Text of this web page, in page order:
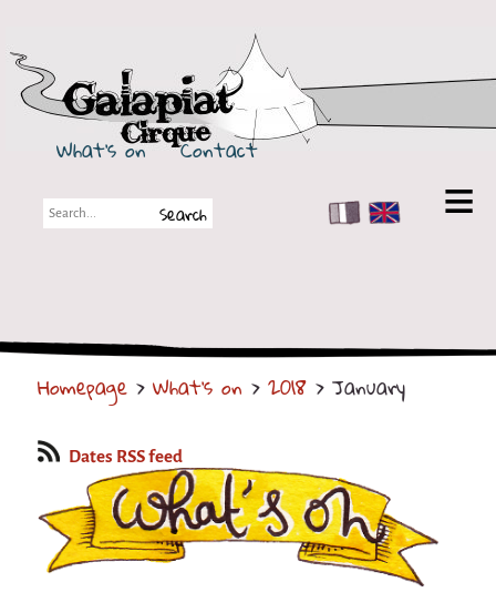
Galapiat Cirque
What's on
Contact
FR EN
Big Tops
Partners
Shows
Shows
Attraction Capillaire
BLANC
Homepage > What's on > 2018 > January
Dates RSS feed